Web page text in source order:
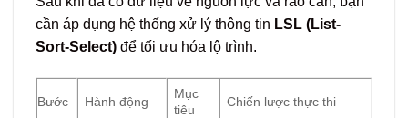
cần áp dụng hệ thống xử lý thông tin LSL (List-
Sort-Select) để tối ưu hóa lộ trình.
Bước Hành động
Mục
tiêu
Chiến lược thực thi